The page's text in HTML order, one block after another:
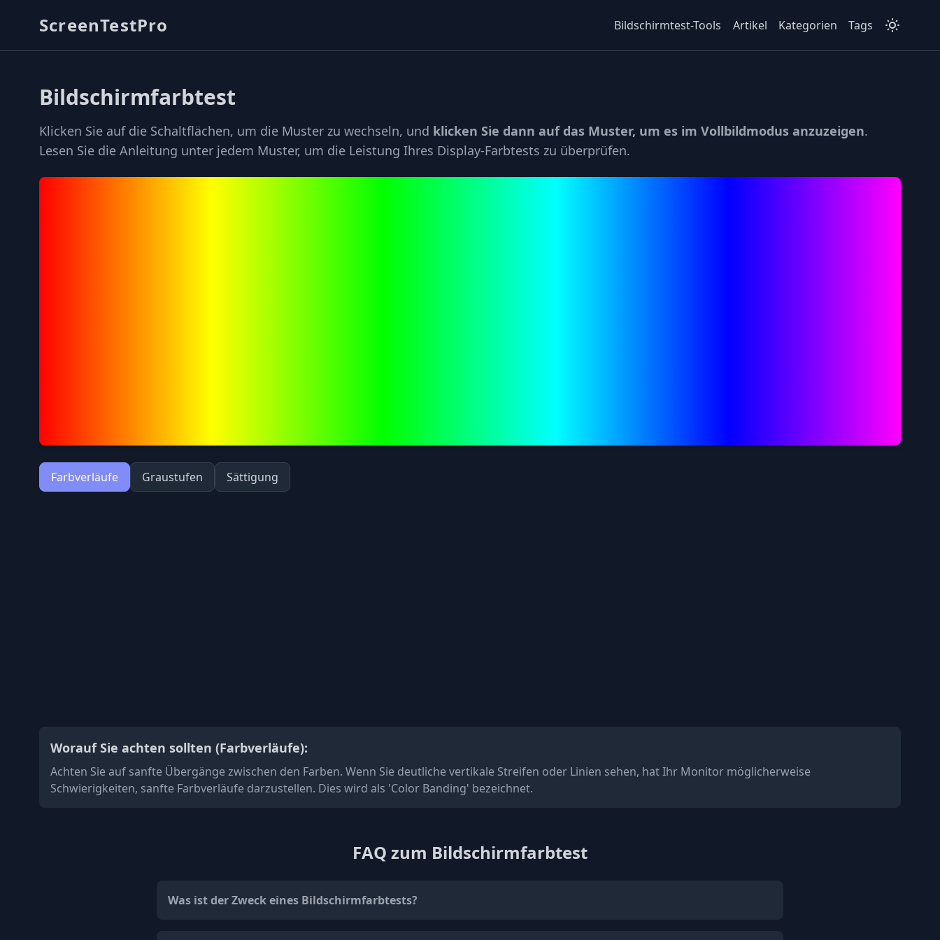
ScreenTestPro Bildschirmtest-Tools Artikel Kategorien Tags
Bildschirmfarbtest
Klicken Sie auf die Schaltflächen, um die Muster zu wechseln, und klicken Sie dann auf das Muster, um es im Vollbildmodus anzuzeigen.
Lesen Sie die Anleitung unter jedem Muster, um die Leistung Ihres Display-Farbtests zu überprüfen.
Farbverläufe Graustufen Sättigung
Worauf Sie achten sollten (Farbverläufe):
Achten Sie auf sanfte Übergänge zwischen den Farben. Wenn Sie deutliche vertikale Streifen oder Linien sehen, hat Ihr Monitor möglicherweise
Schwierigkeiten, sanfte Farbverläufe darzustellen. Dies wird als 'Color Banding' bezeichnet.
FAQ zum Bildschirmfarbtest
Was ist der Zweck eines Bildschirmfarbtests?